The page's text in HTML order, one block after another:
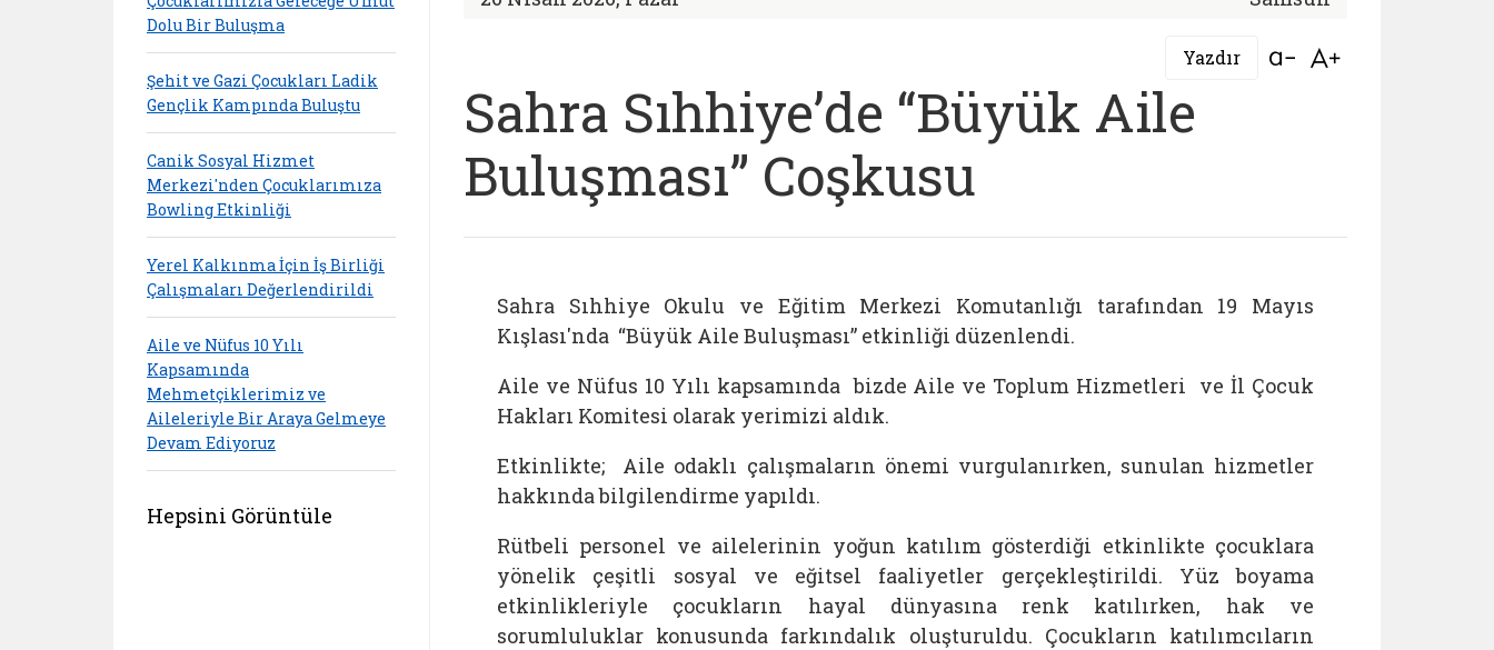
Yazdır Bağlantıyı aç
Sahra Sıhhiye’de “Büyük Aile
Buluşması” Coşkusu
Sahra Sıhhiye Okulu ve Eğitim Merkezi Komutanlığı tarafından 19 Mayıs
Kışlası'nda “Büyük Aile Buluşması” etkinliği düzenlendi.
Aile ve Nüfus 10 Yılı kapsamında bizde Aile ve Toplum Hizmetleri ve İl Çocuk
Hakları Komitesi olarak yerimizi aldık.
Etkinlikte; Aile odaklı çalışmaların önemi vurgulanırken, sunulan hizmetler
hakkında bilgilendirme yapıldı.
Rütbeli personel ve ailelerinin yoğun katılım gösterdiği etkinlikte çocuklara
yönelik çeşitli sosyal ve eğitsel faaliyetler gerçekleştirildi. Yüz boyama
etkinlikleriyle çocukların hayal dünyasına renk katılırken, hak ve
sorumluluklar konusunda farkındalık oluşturuldu. Çocukların katılımcıların
Dolu Bir Buluşma
Şehit ve Gazi Çocukları Ladik
Gençlik Kampında Buluştu
Canik Sosyal Hizmet
Merkezi'nden Çocuklarımıza
Bowling Etkinliği
Yerel Kalkınma İçin İş Birliği
Çalışmaları Değerlendirildi
Aile ve Nüfus 10 Yılı
Kapsamında
Mehmetçiklerimiz ve
Aileleriyle Bir Araya Gelmeye
Devam Ediyoruz
Hepsini Görüntüle